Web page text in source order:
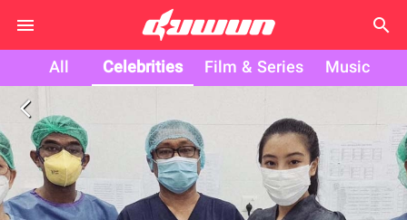
search
All Celebrities Film & Series Music
arrow_back_ios